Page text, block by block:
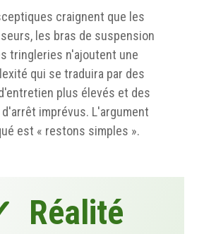
craignent que les
les bras de suspension
tringleries n'ajoutent une
qui se traduira par des
plus élevés et des
imprévus. L'argument
est « restons simples ».
Réalité